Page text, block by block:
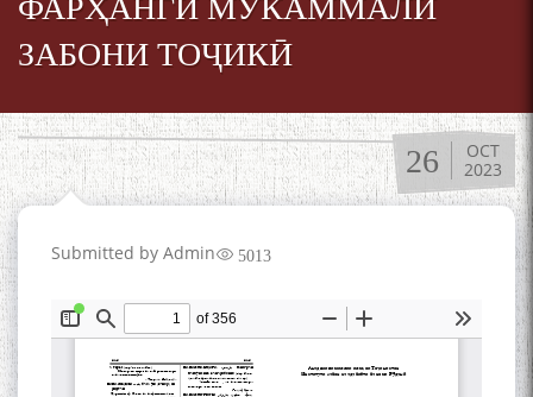
ФАРҲАНГИ МУКАММАЛИ
ЗАБОНИ ТОҶИКӢ
26
OCT
2023
Submitted by Admin 5013
ба 100-солагии мунаққиду
адабиётшинос Соҳиб
Табаров ҳамоиши илмӣ-
назариявӣ баргузор гардид.
МАВЛОНО ҶАЛОЛИДДИНИ
БАЛХӢ БУЗУРГТАРИН
МУТАФАККИР ВА ОРИФИ
ЗАБОНУ АДАБИ ТОҶИК